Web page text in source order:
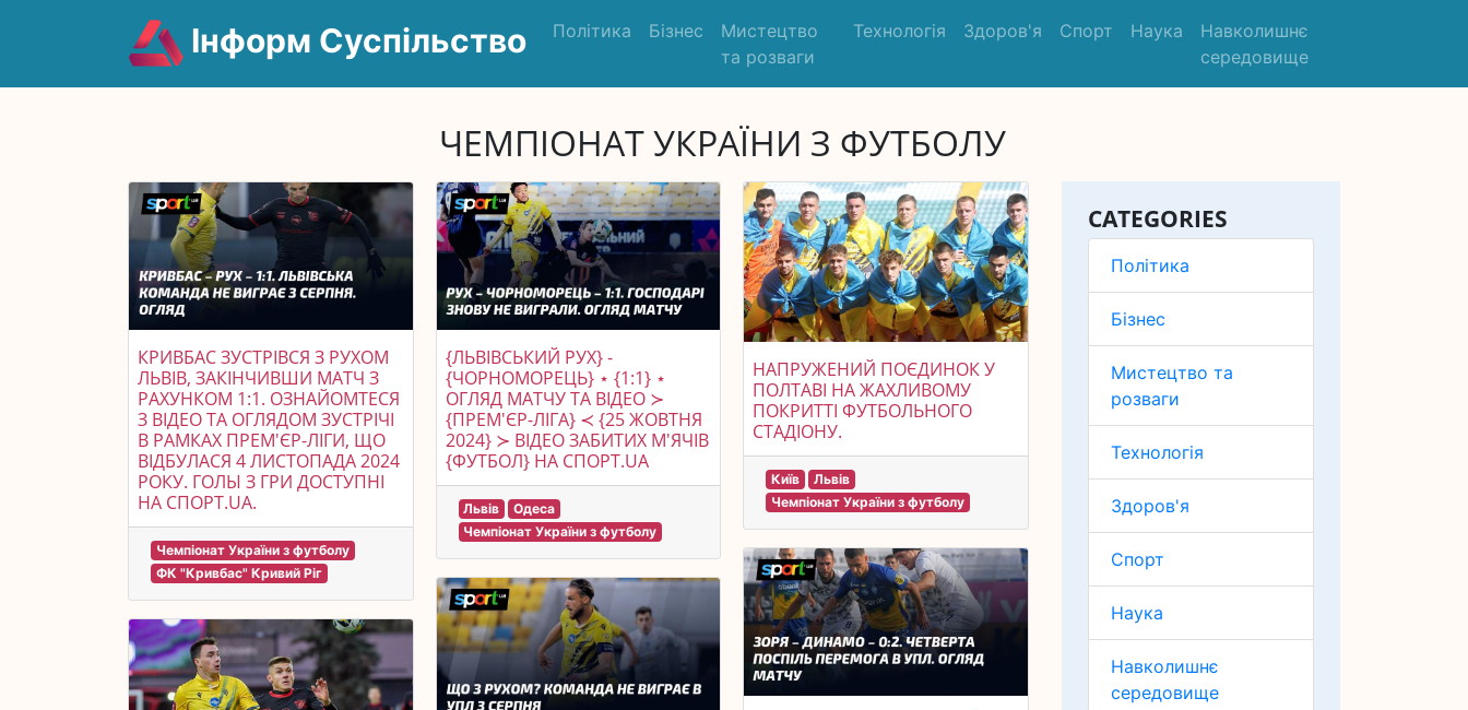
Інформ Суспільство Політика Бізнес
Мистецтво
та розваги
Технологія Здоров'я Спорт Наука
Навколишнє
середовище
ЧЕМПІОНАТ УКРАЇНИ З ФУТБОЛУ
CATEGORIES
Політика
Бізнес
Мистецтво та
розваги
Технологія
Здоров'я
Спорт
Наука
Навколишнє
середовище
КРИВБАС ЗУСТРІВСЯ З РУХОМ
ЛЬВІВ, ЗАКІНЧИВШИ МАТЧ З
РАХУНКОМ 1:1. ОЗНАЙОМТЕСЯ
З ВІДЕО ТА ОГЛЯДОМ ЗУСТРІЧІ
В РАМКАХ ПРЕМ'ЄР-ЛІГИ, ЩО
ВІДБУЛАСЯ 4 ЛИСТОПАДА 2024
РОКУ. ГОЛЫ З ГРИ ДОСТУПНІ
НА СПОРТ.UA.
Чемпіонат України з футболу
ФК "Кривбас" Кривий Ріг
{ЛЬВІВСЬКИЙ РУХ} -
{ЧОРНОМОРЕЦЬ} ⋆ {1:1} ⋆
ОГЛЯД МАТЧУ ТА ВІДЕО ≻
{ПРЕМ'ЄР-ЛІГА} ≺ {25 ЖОВТНЯ
2024} ≻ ВІДЕО ЗАБИТИХ М'ЯЧІВ
{ФУТБОЛ} НА СПОРТ.UA
Львів
Одеса
Чемпіонат України з футболу
НАПРУЖЕНИЙ ПОЄДИНОК У
ПОЛТАВІ НА ЖАХЛИВОМУ
ПОКРИТТІ ФУТБОЛЬНОГО
СТАДІОНУ.
Київ
Львів
Чемпіонат України з футболу